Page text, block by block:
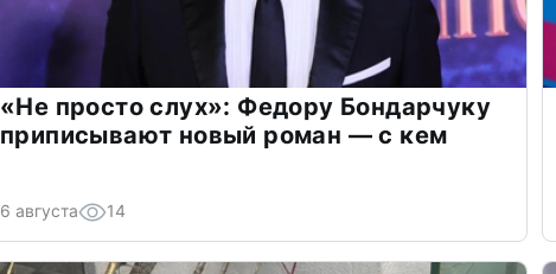
«Не просто слух»: Федору Бондарчуку
приписывают новый роман — с кем
6 августа 14